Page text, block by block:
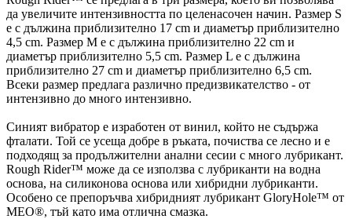
да увеличите интензивността по целенасочен начин. Размер S
е с дължина приблизително 17 cm и диаметър приблизително
4,5 cm. Размер M е с дължина приблизително 22 cm и
диаметър приблизително 5,5 cm. Размер L е с дължина
приблизително 27 cm и диаметър приблизително 6,5 cm.
Всеки размер предлага различно предизвикателство - от
интензивно до много интензивно.
Синият вибратор е изработен от винил, който не съдържа
фталати. Той се усеща добре в ръката, почиства се лесно и е
подходящ за продължителни анални сесии с много лубрикант.
Rough Rider™ може да се използва с лубриканти на водна
основа, на силиконова основа или хибридни лубриканти.
Особено се препоръчва хибридният лубрикант GloryHole™ от
MEO®, тъй като има отлична смазка.